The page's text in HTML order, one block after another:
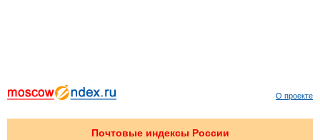
О проекте
Почтовые индексы России